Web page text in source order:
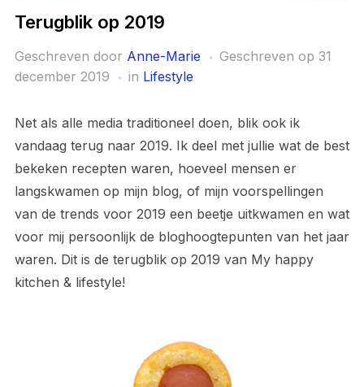
Terugblik op 2019
Geschreven door Anne-Marie Geschreven op 31
december 2019
in Lifestyle
Net als alle media traditioneel doen, blik ook ik
vandaag terug naar 2019. Ik deel met jullie wat de best
bekeken recepten waren, hoeveel mensen er
langskwamen op mijn blog, of mijn voorspellingen
van de trends voor 2019 een beetje uitkwamen en wat
voor mij persoonlijk de bloghoogtepunten van het jaar
waren. Dit is de terugblik op 2019 van My happy
kitchen & lifestyle!